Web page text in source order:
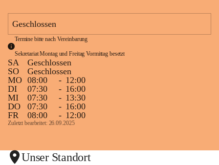
Geschlossen
Termine bitte nach Vereinbarung
Sekretariat Montag und Freitag Vormittag besetzt
SA
Geschlossen
SO
Geschlossen
MO 08:00 - 12:00
DI
07:30 - 16:00
MI
07:30 - 13:30
DO
07:30 - 16:00
FR
08:00 - 12:00
Zuletzt bearbeitet: 26.09.2025
Unser Standort